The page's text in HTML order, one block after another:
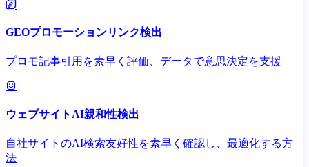
GEOプロモーションリンク検出
プロモ記事引用を素早く評価、データで意思決定を支援
ウェブサイトAI親和性検出
自社サイトのAI検索友好性を素早く確認し、最適化する方
法